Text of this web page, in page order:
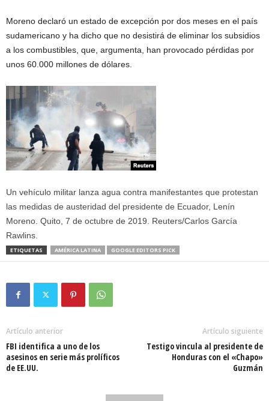
Moreno declaró un estado de excepción por dos meses en el país
sudamericano y ha dicho que no desistirá de eliminar los subsidios
a los combustibles, que, argumenta, han provocado pérdidas por
unos 60.000 millones de dólares.
Un vehículo militar lanza agua contra manifestantes que protestan
las medidas de austeridad del presidente de Ecuador, Lenín
Moreno. Quito, 7 de octubre de 2019. Reuters/Carlos García
Rawlins.
ETIQUETAS AMÉRICA LATINA GOOGLE EDITORS PICK
Artículo anterior
FBI identifica a uno de los
asesinos en serie más prolíficos
de EE.UU.
Artículo siguiente
Testigo vincula al presidente de
Honduras con el «Chapo»
Guzmán